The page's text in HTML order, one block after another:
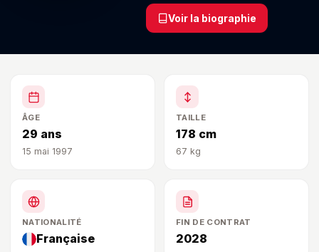
Voir la biographie
ÂGE
29 ans
15 mai 1997
TAILLE
178 cm
67 kg
NATIONALITÉ
Française
FIN DE CONTRAT
2028